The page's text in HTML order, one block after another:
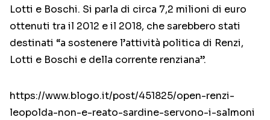
Lotti e Boschi. Si parla di circa 7,2 milioni di euro
ottenuti tra il 2012 e il 2018, che sarebbero stati
destinati “a sostenere l’attività politica di Renzi,
Lotti e Boschi e della corrente renziana”.
https://www.blogo.it/post/451825/open-renzi-
leopolda-non-e-reato-sardine-servono-i-salmoni